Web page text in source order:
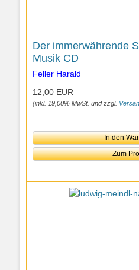
Der immerwährende
Musik CD
Feller Harald
12,00 EUR
(inkl. 19,00% MwSt. und zzgl.
In den
Zum